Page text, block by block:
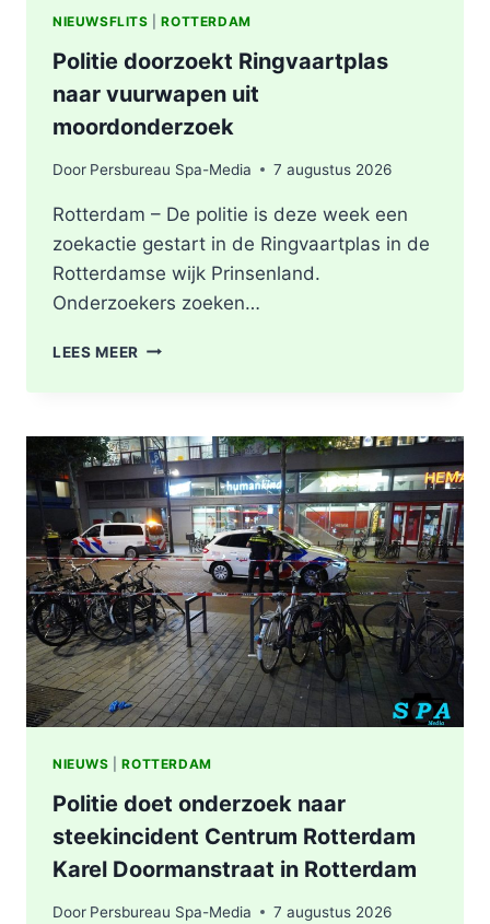
NIEUWSFLITS |ROTTERDAM
Politie doorzoekt Ringvaartplas
naar vuurwapen uit
moordonderzoek
Door Persbureau Spa-Media 7 augustus 2026
Rotterdam – De politie is deze week een
zoekactie gestart in de Ringvaartplas in de
Rotterdamse wijk Prinsenland.
Onderzoekers zoeken…
LEES MEER POLITIE
VUURWAPEN
UIT
MOORDONDERZOEK
NIEUWS |ROTTERDAM
Politie doet onderzoek naar
steekincident Centrum Rotterdam
Karel Doormanstraat in Rotterdam
Door Persbureau Spa-Media 7 augustus 2026